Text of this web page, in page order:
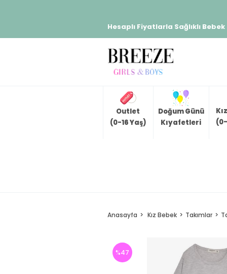
Hesaplı Fiyatlarla Sağlıklı
Outlet
(0-16 Yaş)
Doğum Günü
Kıyafetleri
Anasayfa Kız Bebek Takımlar
%47